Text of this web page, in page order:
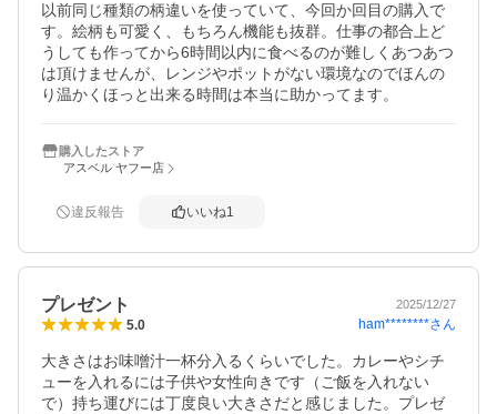
以前同じ種類の柄違いを使っていて、今回か回目の購入で
す。絵柄も可愛く、もちろん機能も抜群。仕事の都合上ど
うしても作ってから6時間以内に食べるのが難しくあつあつ
は頂けませんが、レンジやポットがない環境なのでほんの
り温かくほっと出来る時間は本当に助かってます。
購入したストア
アスベル ヤフー店
違反報告 いいね1
プレゼント 2025/12/27
5.0 ham********さん
大きさはお味噌汁一杯分入るくらいでした。カレーやシチ
ューを入れるには子供や女性向きです（ご飯を入れない
で）持ち運びには丁度良い大きさだと感じました。プレゼ